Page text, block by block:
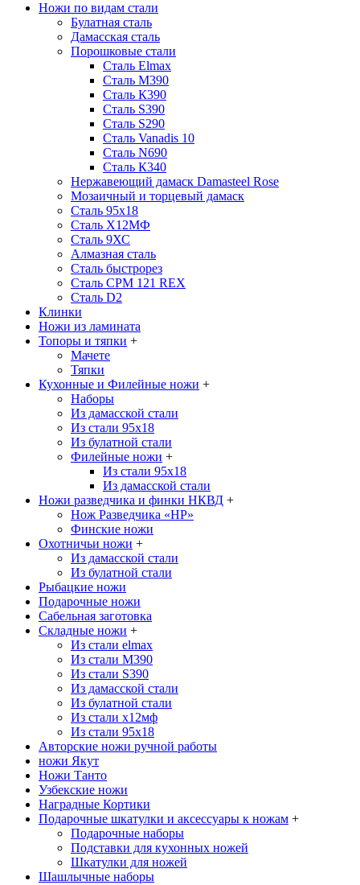
Ножи по видам стали
Булатная сталь
Дамасская сталь
Порошковые стали
Сталь Elmax
Сталь М390
Сталь К390
Сталь S390
Сталь S290
Сталь Vanadis 10
Сталь N690
Сталь К340
Нержавеющий дамаск Damasteel Rose
Мозаичный и торцевый дамаск
Сталь 95х18
Сталь Х12МФ
Сталь 9ХС
Алмазная сталь
Сталь быстрорез
Сталь CPM 121 REX
Сталь D2
Клинки
Ножи из ламината
Топоры и тяпки +
Мачете
Тяпки
Кухонные и Филейные ножи +
Наборы
Из дамасской стали
Из стали 95х18
Из булатной стали
Филейные ножи +
Из стали 95х18
Из дамасской стали
Ножи разведчика и финки НКВД +
Нож Разведчика «НР»
Финские ножи
Охотничьи ножи +
Из дамасской стали
Из булатной стали
Рыбацкие ножи
Подарочные ножи
Сабельная заготовка
Складные ножи +
Из стали elmax
Из стали М390
Из стали S390
Из дамасской стали
Из булатной стали
Из стали х12мф
Из стали 95х18
Авторские ножи ручной работы
ножи Якут
Ножи Танто
Узбекские ножи
Наградные Кортики
Подарочные шкатулки и аксессуары к ножам +
Подарочные наборы
Подставки для кухонных ножей
Шкатулки для ножей
Шашлычные наборы